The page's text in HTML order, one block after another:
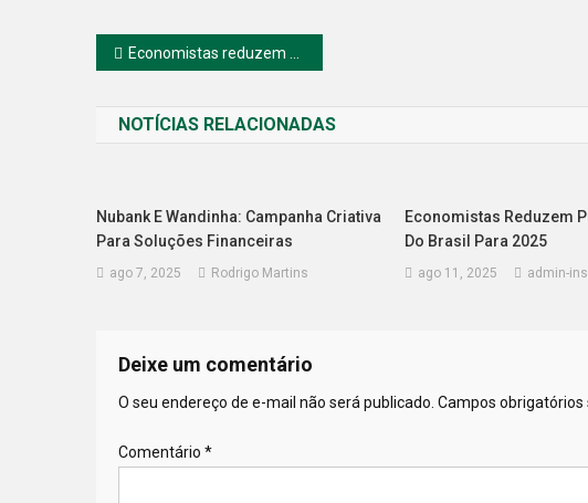
Navegação
Post
Economistas reduzem previsão do PIB do Brasil para 2025
NOTÍCIAS RELACIONADAS
Nubank E Wandinha: Campanha Criativa
Para Soluções Financeiras
ago 7, 2025 Rodrigo Martins
Economistas Reduzem
Do Brasil Para 2025
ago 11, 2025 admin-
Deixe um comentário
O seu endereço de e-mail não será publicado. Campos
Comentário *